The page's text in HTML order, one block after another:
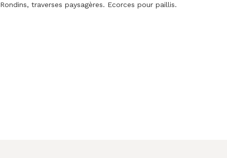
Rondins, traverses paysagères. Ecorces pour paillis.